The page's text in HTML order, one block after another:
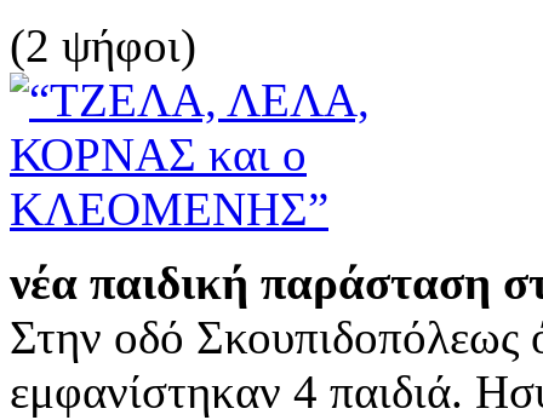
(2 ψήφοι)
νέα παιδική παράσταση
Στην οδό
εμφανίστηκαν 4 παιδιά.